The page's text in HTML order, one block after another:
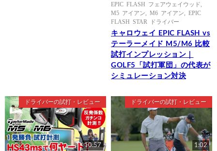
EPIC FLASH フェアウェイウッド
M5 アイアン
M6 アイアン
EPIC
FLASH STAR ドライバー
キャロウェイ EPIC FLASH vs
テーラーメイド M5/M6 比較
試打インプレッション｜
GOLF5「試打軍団」の代表が
シミュレーション対決
ドライバーの試打・レビュー
10:57
ドライバーの試打・レビュー
1:02